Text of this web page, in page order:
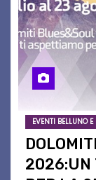
EVENTI BELLUNO
2026:UN